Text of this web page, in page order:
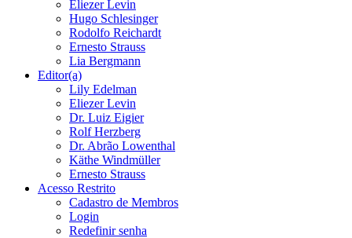
Eliezer Levin
Hugo Schlesinger
Rodolfo Reichardt
Ernesto Strauss
Lia Bergmann
Editor(a)
Lily Edelman
Eliezer Levin
Dr. Luiz Eigier
Rolf Herzberg
Dr. Abrão Lowenthal
Käthe Windmüller
Ernesto Strauss
Acesso Restrito
Cadastro de Membros
Login
Redefinir senha